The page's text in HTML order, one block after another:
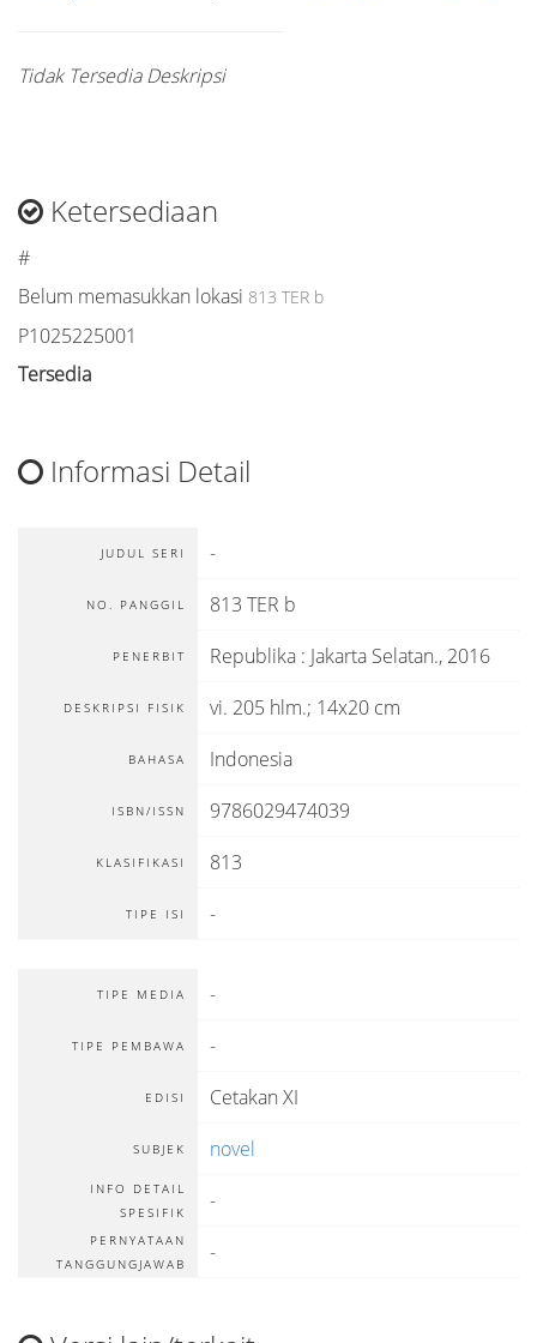
Tidak Tersedia Deskripsi
Ketersediaan
#
Belum memasukkan lokasi 813 TER b
P1025225001
Tersedia
Informasi Detail
JUDUL SERI -
NO. PANGGIL 813 TER b
PENERBIT Republika : Jakarta Selatan., 2016
DESKRIPSI FISIK vi. 205 hlm.; 14x20 cm
BAHASA Indonesia
ISBN/ISSN 9786029474039
KLASIFIKASI 813
TIPE ISI -
TIPE MEDIA -
TIPE PEMBAWA -
EDISI Cetakan XI
SUBJEK novel
INFO DETAIL
SPESIFIK
-
PERNYATAAN
TANGGUNGJAWAB
-